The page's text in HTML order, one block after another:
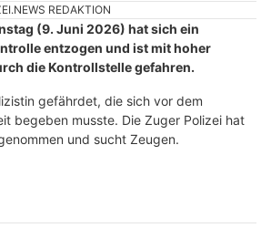
REDAKTION
(9. Juni 2026) hat sich ein
entzogen und ist mit hoher
die Kontrollstelle gefahren.
gefährdet, die sich vor dem
begeben musste. Die Zuger Polizei hat
und sucht Zeugen.